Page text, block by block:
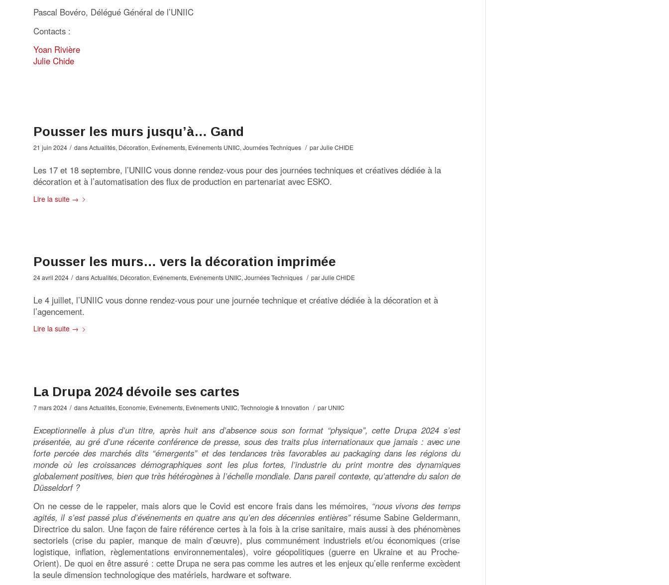
Pascal Bovéro, Délégué Général de l’UNIIC
Contacts :
Yoan Rivière
Julie Chide
Pousser les murs jusqu’à… Gand
21 juin 2024 / dansActualités, Décoration, Evénements, Evénements UNIIC, Journées Techniques / parJulie CHIDE
Les 17 et 18 septembre, l’UNIIC vous donne rendez-vous pour des journées techniques et créatives dédiée à la
décoration et à l’automatisation des flux de production en partenariat avec ESKO.
Lire la suite →
Pousser les murs… vers la décoration imprimée
24 avril 2024 / dansActualités, Décoration, Evénements, Evénements UNIIC, Journées Techniques / parJulie CHIDE
Le 4 juillet, l’UNIIC vous donne rendez-vous pour une journée technique et créative dédiée à la décoration et à
l’agencement.
Lire la suite →
La Drupa 2024 dévoile ses cartes
7 mars 2024 / dansActualités, Economie, Evénements, Evénements UNIIC, Technologie & Innovation / par UNIIC
Exceptionnelle à plus d’un titre, après huit ans d’absence sous son format “physique”, cette Drupa 2024 s’est
présentée, au gré d’une récente conférence de presse, sous des traits plus internationaux que jamais : avec une
forte percée des marchés dits “émergents” et des tendances très favorables au packaging dans les régions du
monde où les croissances démographiques sont les plus fortes, l’industrie du print montre des dynamiques
globalement positives, bien que très hétérogènes à l’échelle mondiale. Dans pareil contexte, qu’attendre du salon de
Düsseldorf ?
On ne cesse de le rappeler, mais alors que le Covid est encore frais dans les mémoires, “nous vivons des temps
agités, il s’est passé plus d’événements en quatre ans qu’en des décennies entières”résume Sabine Geldermann,
Directrice du salon. Une façon de faire référence certes à la fois à la crise sanitaire, mais aussi à des phénomènes
sectoriels (crise du papier, manque de main d’œuvre), plus communément industriels et/ou économiques (crise
logistique, inflation, règlementations environnementales), voire géopolitiques (guerre en Ukraine et au Proche-
Orient). De quoi en être assuré : cette Drupa ne sera pas comme les autres et les enjeux qu’elle renferme excèdent
la seule dimension technologique des matériels, hardware et software.